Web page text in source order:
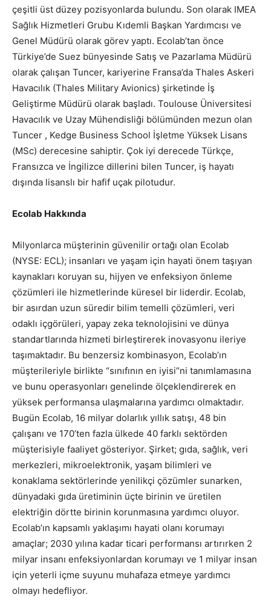
çeşitli üst düzey pozisyonlarda bulundu. Son olarak IMEA
Sağlık Hizmetleri Grubu Kıdemli Başkan Yardımcısı ve
Genel Müdürü olarak görev yaptı. Ecolab’tan önce
Türkiye’de Suez bünyesinde Satış ve Pazarlama Müdürü
olarak çalışan Tuncer, kariyerine Fransa’da Thales Askeri
Havacılık (Thales Military Avionics) şirketinde İş
Geliştirme Müdürü olarak başladı. Toulouse Üniversitesi
Havacılık ve Uzay Mühendisliği bölümünden mezun olan
Tuncer , Kedge Business School İşletme Yüksek Lisans
(MSc) derecesine sahiptir. Çok iyi derecede Türkçe,
Fransızca ve İngilizce dillerini bilen Tuncer, iş hayatı
dışında lisanslı bir hafif uçak pilotudur.
Ecolab Hakkında
Milyonlarca müşterinin güvenilir ortağı olan Ecolab
(NYSE: ECL); insanları ve yaşam için hayati önem taşıyan
kaynakları koruyan su, hijyen ve enfeksiyon önleme
çözümleri ile hizmetlerinde küresel bir liderdir. Ecolab,
bir asırdan uzun süredir bilim temelli çözümleri, veri
odaklı içgörüleri, yapay zeka teknolojisini ve dünya
standartlarında hizmeti birleştirerek inovasyonu ileriye
taşımaktadır. Bu benzersiz kombinasyon, Ecolab’ın
müşterileriyle birlikte “sınıfının en iyisi”ni tanımlamasına
ve bunu operasyonları genelinde ölçeklendirerek en
yüksek performansa ulaşmalarına yardımcı olmaktadır.
Bugün Ecolab, 16 milyar dolarlık yıllık satışı, 48 bin
çalışanı ve 170’ten fazla ülkede 40 farklı sektörden
müşterisiyle faaliyet gösteriyor. Şirket; gıda, sağlık, veri
merkezleri, mikroelektronik, yaşam bilimleri ve
konaklama sektörlerinde yenilikçi çözümler sunarken,
dünyadaki gıda üretiminin üçte birinin ve üretilen
elektriğin dörtte birinin korunmasına yardımcı oluyor.
Ecolab’ın kapsamlı yaklaşımı hayati olanı korumayı
amaçlar; 2030 yılına kadar ticari performansı artırırken 2
milyar insanı enfeksiyonlardan korumayı ve 1 milyar insan
için yeterli içme suyunu muhafaza etmeye yardımcı
olmayı hedefliyor.